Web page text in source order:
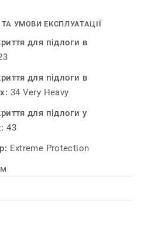
УМОВИ ЕКСПЛУАТАЦІЇ
для підлоги в
для підлоги в
34 Very Heavy
для підлоги у
43
Extreme Protection